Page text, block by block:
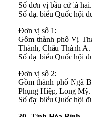
Số đơn vị bầu cử là hai.
Số đại biểu Quốc hội
Đơn vị số 1:
Gồm thành phố Vị
Thành, Châu Thành A.
Số đại biểu Quốc hội
Đơn vị số 2:
Gồm thành phố Ngã
Phụng Hiệp, Long Mỹ.
Số đại biểu Quốc hội